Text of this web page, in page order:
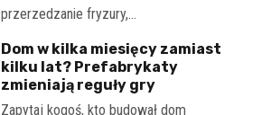
przerzedzanie fryzury,…
Dom w kilka miesięcy zamiast
kilku lat? Prefabrykaty
zmieniają reguły gry
Zapytaj kogoś, kto budował dom